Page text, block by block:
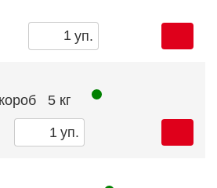
уп.
короб 5 кг
уп.